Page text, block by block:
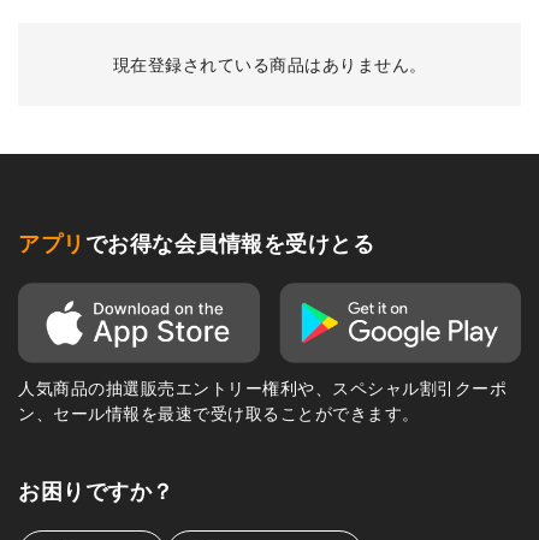
現在登録されている商品はありません。
アプリ でお得な会員情報を受けとる
人気商品の抽選販売エントリー権利や、スペシャル割引クーポ
ン、セール情報を最速で受け取ることができます。
お困りですか？